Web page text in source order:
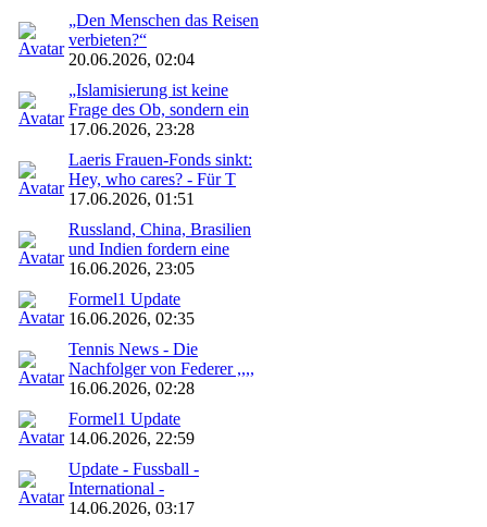
„Den Menschen das Reisen
verbieten?“
20.06.2026, 02:04
„Islamisierung ist keine
Frage des Ob, sondern ein
17.06.2026, 23:28
Laeris Frauen-Fonds sinkt:
Hey, who cares? - Für T
17.06.2026, 01:51
Russland, China, Brasilien
und Indien fordern eine
16.06.2026, 23:05
Formel1 Update
16.06.2026, 02:35
Tennis News - Die
Nachfolger von Federer ,,,,
16.06.2026, 02:28
Formel1 Update
14.06.2026, 22:59
Update - Fussball -
International -
14.06.2026, 03:17